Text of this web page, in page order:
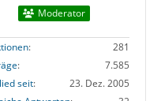
Moderator
281
7.585
seit
23. Dez. 2005